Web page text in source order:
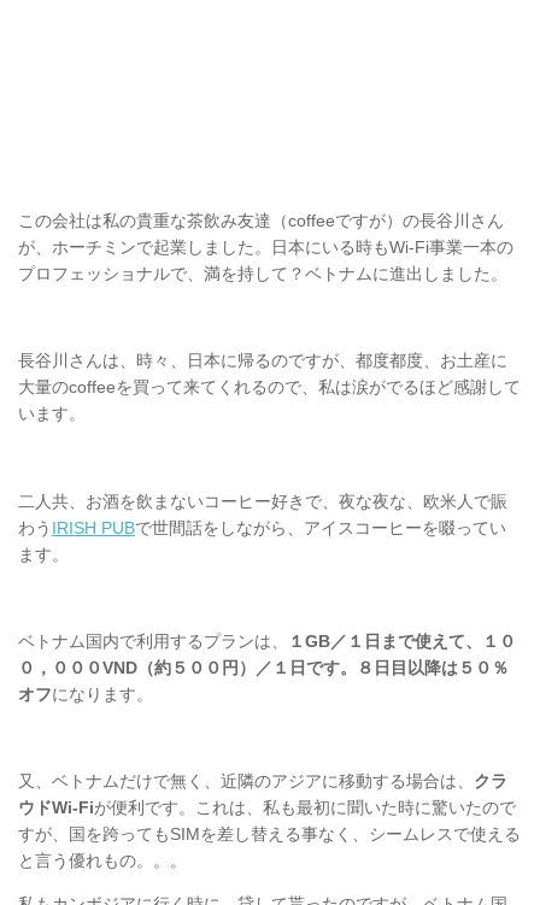
この会社は私の貴重な茶飲み友達（coffeeですが）の長谷川さん
が、ホーチミンで起業しました。日本にいる時もWi-Fi事業一本の
プロフェッショナルで、満を持して？ベトナムに進出しました。
長谷川さんは、時々、日本に帰るのですが、都度都度、お土産に
大量のcoffeeを買って来てくれるので、私は涙がでるほど感謝して
います。
二人共、お酒を飲まないコーヒー好きで、夜な夜な、欧米人で賑
わう IRISH PUBで世間話をしながら、アイスコーヒーを啜ってい
ます。
ベトナム国内で利用するプランは、
１GB／１日まで使えて、１０
０，０００VND（約５００円）／１日です。８日目以降は５０％
オフになります。
又、ベトナムだけで無く、近隣のアジアに移動する場合は、 クラ
ウドWi-Fiが便利です。これは、私も最初に聞いた時に驚いたので
すが、国を跨ってもSIMを差し替える事なく、シームレスで使える
と言う優れもの。。。